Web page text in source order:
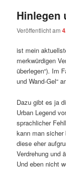
Hinlegen
Veröffentlicht am
ist mein
merkwürdigen
überlegen“). Im
und Wand-Gel“
Dazu gibt es ja
Urban Legend
sprachlicher
kann man sicher
diese eher
Verdrehung und
Und eben nicht